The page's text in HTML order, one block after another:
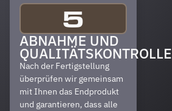
5
ABNAHME UND
QUALITÄTSKONTROLLE
Nach der Fertigstellung
überprüfen wir gemeinsam
mit Ihnen das Endprodukt
und garantieren, dass alle